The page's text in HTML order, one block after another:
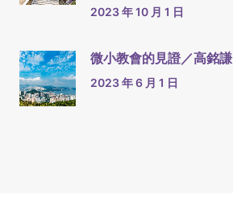
2023 年 10 月 1 日
微小教會的見證／高銘謙
2023 年 6 月 1 日